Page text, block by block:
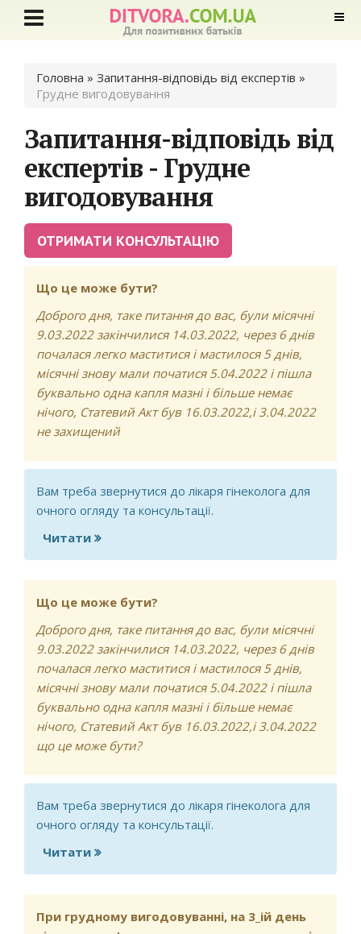
Ви є тут
Головна » Запитання-відповідь від експертів »
Грудне вигодовування
Запитання-відповідь від
експертів - Грудне
вигодовування
ОТРИМАТИ КОНСУЛЬТАЦІЮ
Що це може бути?
Доброго дня, таке питання до вас, були місячні
9.03.2022 закінчилися 14.03.2022, через 6 днів
почалася легко маститися і мастилося 5 днів,
місячні знову мали початися 5.04.2022 і пішла
буквально одна капля мазні і більше немає
нічого, Статевий Акт був 16.03.2022,і 3.04.2022
не захищений
Вам треба звернутися до лікаря гінеколога для
очного огляду та консультації.
Читати про Що це може бути?
Що це може бути?
Доброго дня, таке питання до вас, були місячні
9.03.2022 закінчилися 14.03.2022, через 6 днів
почалася легко маститися і мастилося 5 днів,
місячні знову мали початися 5.04.2022 і пішла
буквально одна капля мазні і більше немає
нічого, Статевий Акт був 16.03.2022,і 3.04.2022
що це може бути?
Вам треба звернутися до лікаря гінеколога для
очного огляду та консультації.
Читати про Що це може бути?
При грудному вигодовуванні, на 3_ій день